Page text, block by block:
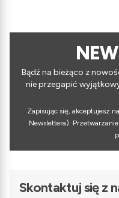
Bądź na bieżąco z
nie przegapić
Zapisując się, akceptujesz
Newslettera).
Skontaktuj się z